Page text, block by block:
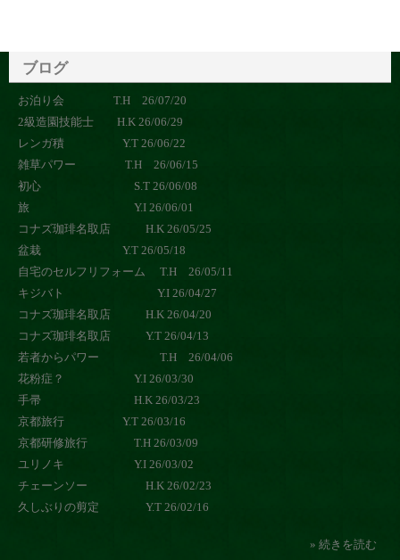
ブログ
お泊り会 T.H 26/07/20
2級造園技能士 H.K 26/06/29
レンガ積 Y.T 26/06/22
雑草パワー T.H 26/06/15
初心 S.T 26/06/08
旅 Y.I 26/06/01
コナズ珈琲名取店 H.K 26/05/25
盆栽 Y.T 26/05/18
自宅のセルフリフォーム T.H 26/05/11
キジバト Y.I 26/04/27
コナズ珈琲名取店 H.K 26/04/20
コナズ珈琲名取店 Y.T 26/04/13
若者からパワー T.H 26/04/06
花粉症？ Y.I 26/03/30
手帚 H.K 26/03/23
京都旅行 Y.T 26/03/16
京都研修旅行 T.H 26/03/09
ユリノキ Y.I 26/03/02
チェーンソー H.K 26/02/23
久しぶりの剪定 Y.T 26/02/16
» 続きを読む